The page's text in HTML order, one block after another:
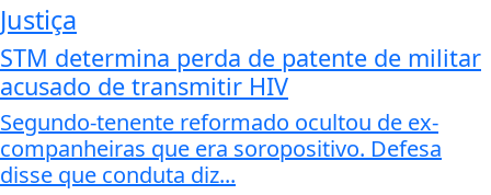
Justiça
STM determina perda de patente de militar
acusado de transmitir HIV
Segundo-tenente reformado ocultou de ex-
companheiras que era soropositivo. Defesa
disse que conduta diz...